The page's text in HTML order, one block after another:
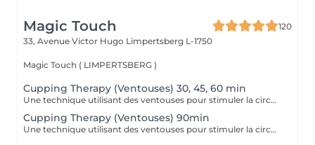
Magic Touch
120
33, Avenue Victor Hugo Limpertsberg L-1750
Magic Touch ( LIMPERTSBERG )
Cupping Therapy (Ventouses) 30, 45, 60 min
Une technique utilisant des ventouses pour stimuler la circulation, réduire les douleurs musculaires et favoriser la détoxification.
Cupping Therapy (Ventouses) 90min
Une technique utilisant des ventouses pour stimuler la circulation, réduire les douleurs musculaires et favoriser la détoxification.